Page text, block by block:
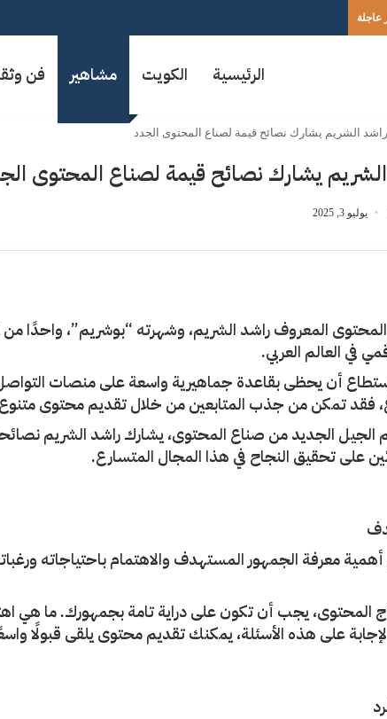
عاجلة
الرئيسية الكويت مشاهير فن
الشريم يشارك نصائح قيمة لصناع المحتوى الجدد
يشارك نصائح قيمة لصناع المحتوى
يوليو 3, 2025
المعروف راشد الشريم، وشهرته “بوشريم”، واحدًا من
في العالم العربي.
أن يحظى بقاعدة جماهيرية واسعة على منصات
فقد تمكن من جذب المتابعين من خلال تقديم محتوى
الجديد من صناع المحتوى، يشارك راشد الشريم
على تحقيق النجاح في هذا المجال المتسارع.
معرفة الجمهور المستهدف والاهتمام باحتياجاته
المحتوى، يجب أن تكون على دراية تامة بجمهورك. ما هي
على هذه الأسئلة، يمكنك تقديم محتوى يلقى قبولًا